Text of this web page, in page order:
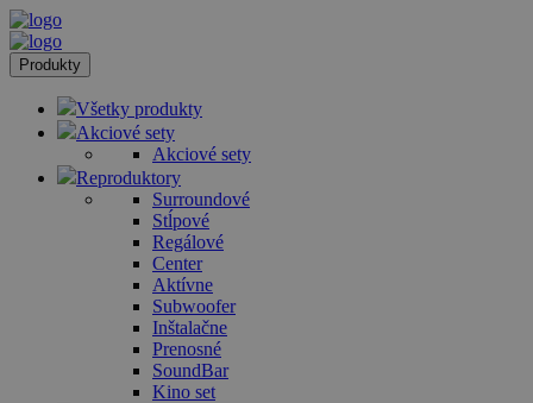
Produkty
Všetky produkty
Akciové sety
Akciové sety
Reproduktory
Surroundové
Stĺpové
Regálové
Center
Aktívne
Subwoofer
Inštalačne
Prenosné
SoundBar
Kino set